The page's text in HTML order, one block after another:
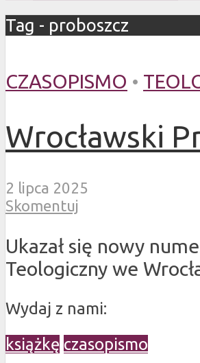
Tag - proboszcz
CZASOPISMO •
Wrocławski
2 lipca 2025
Skomentuj
Ukazał się nowy
Teologiczny we
Wydaj z nami:
książkę czasopismo